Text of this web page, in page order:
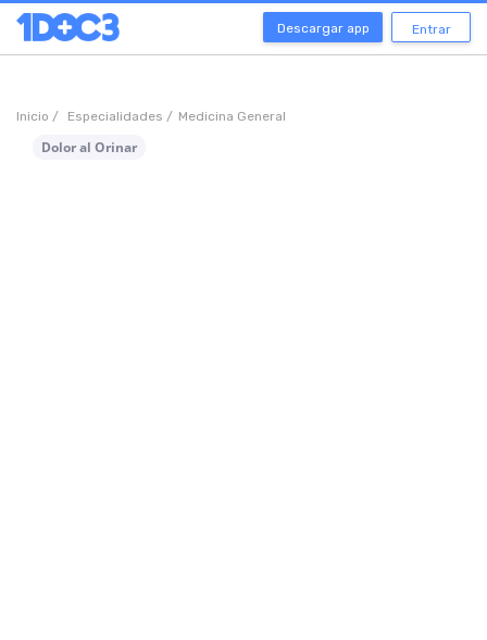
Descargar app Entrar
Inicio / Especialidades / Medicina General
Dolor al Orinar